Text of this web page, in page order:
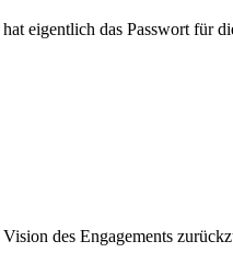
eigentlich das Passwort für
des Engagements